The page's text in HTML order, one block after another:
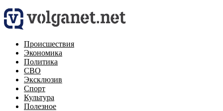
Происшествия
Экономика
Политика
СВО
Эксклюзив
Спорт
Культура
Полезное